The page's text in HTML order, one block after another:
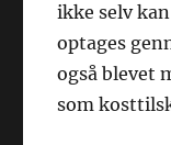
ikke selv
optages
også blevet
som